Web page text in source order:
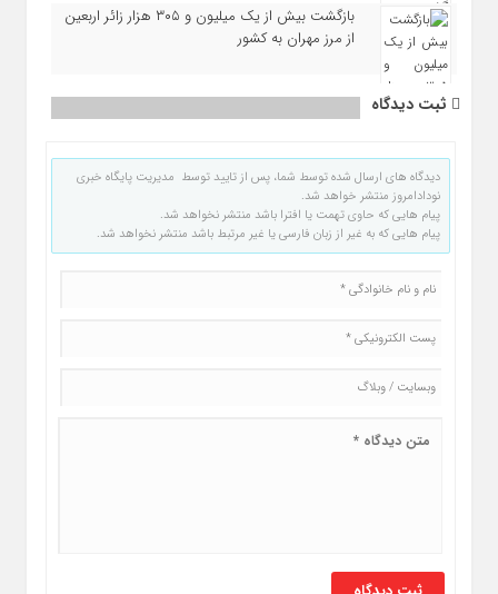
بازگشت بیش از یک میلیون و ۳۰۵ هزار زائر اربعین
از مرز مهران به کشور
ثبت دیدگاه
دیدگاه های ارسال شده توسط شما، پس از تایید توسط مدیریت پایگاه خبری
نودادامروز منتشر خواهد شد.
پیام هایی که حاوی تهمت یا افترا باشد منتشر نخواهد شد.
پیام هایی که به غیر از زبان فارسی یا غیر مرتبط باشد منتشر نخواهد شد.